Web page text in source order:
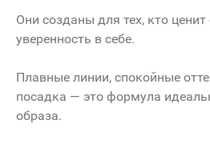
Они созданы для тех, кто
уверенность в себе.
Плавные линии, спокойные
посадка — это формула
образа.